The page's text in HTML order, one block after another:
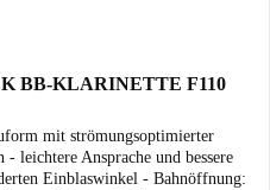
BB-KLARINETTE F110
mit strömungsoptimierter
leichtere Ansprache und bessere
Einblaswinkel - Bahnöffnung: